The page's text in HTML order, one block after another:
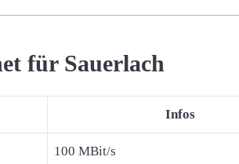
für Sauerlach
Infos
100 MBit/s